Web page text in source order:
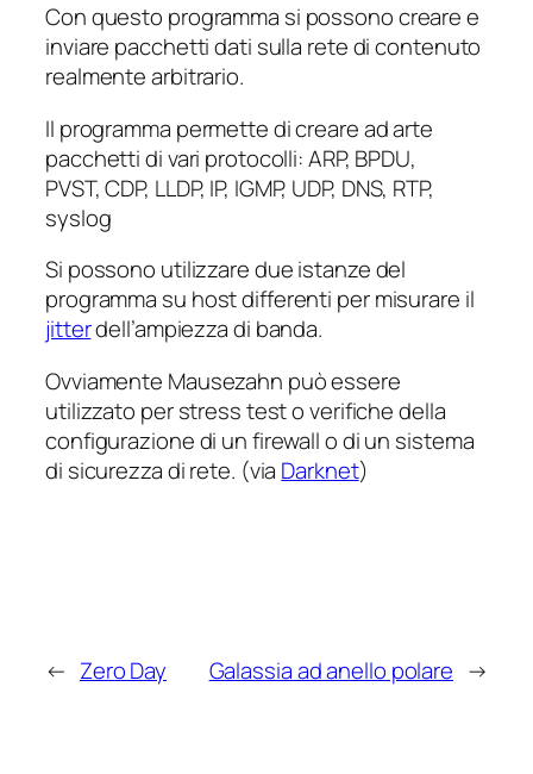
Con questo programma si possono creare e
inviare pacchetti dati sulla rete di contenuto
realmente arbitrario.
Il programma permette di creare ad arte
pacchetti di vari protocolli: ARP, BPDU,
PVST, CDP, LLDP, IP, IGMP, UDP, DNS, RTP,
syslog
Si possono utilizzare due istanze del
programma su host differenti per misurare il
jitterdell’ampiezza di banda.
Ovviamente Mausezahn può essere
utilizzato per stress test o verifiche della
configurazione di un firewall o di un sistema
di sicurezza di rete. (via Darknet)
← Zero Day Galassia ad anello polare →